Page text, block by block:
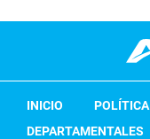
INICIO POLÍTICA
DEPARTAMENTALES